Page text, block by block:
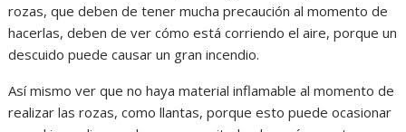
rozas, que deben de tener mucha precaución al momento de
hacerlas, deben de ver cómo está corriendo el aire, porque un
descuido puede causar un gran incendio.
Así mismo ver que no haya material inflamable al momento de
realizar las rozas, como llantas, porque esto puede ocasionar